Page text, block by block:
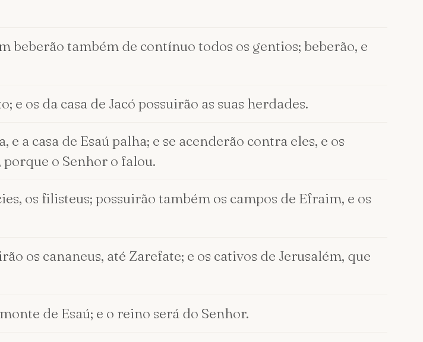
beberão também de contínuo todos os gentios; beberão, e
os da casa de Jacó possuirão as suas herdades.
e a casa de Esaú palha; e se acenderão contra eles, e os
o Senhor o falou.
os filisteus; possuirão também os campos de Efraim, e os
os cananeus, até Zarefate; e os cativos de Jerusalém, que
de Esaú; e o reino será do Senhor.